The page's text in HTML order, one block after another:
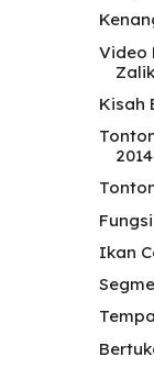
Video
Kisah
Ikan